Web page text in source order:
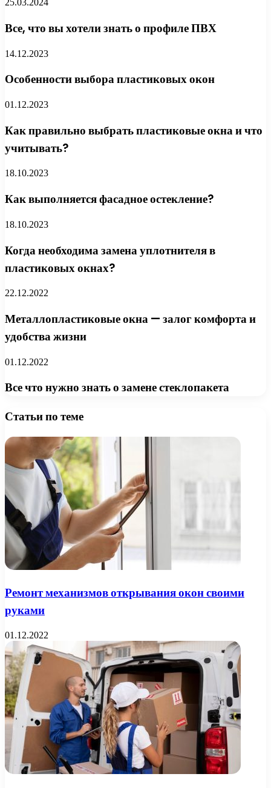
25.03.2024
Все, что вы хотели знать о профиле ПВХ
14.12.2023
Особенности выбора пластиковых окон
01.12.2023
Как правильно выбрать пластиковые окна и что
учитывать?
18.10.2023
Как выполняется фасадное остекление?
18.10.2023
Когда необходима замена уплотнителя в
пластиковых окнах?
22.12.2022
Металлопластиковые окна — залог комфорта и
удобства жизни
01.12.2022
Все что нужно знать о замене стеклопакета
Статьи по теме
Ремонт механизмов открывания окон своими
руками
01.12.2022